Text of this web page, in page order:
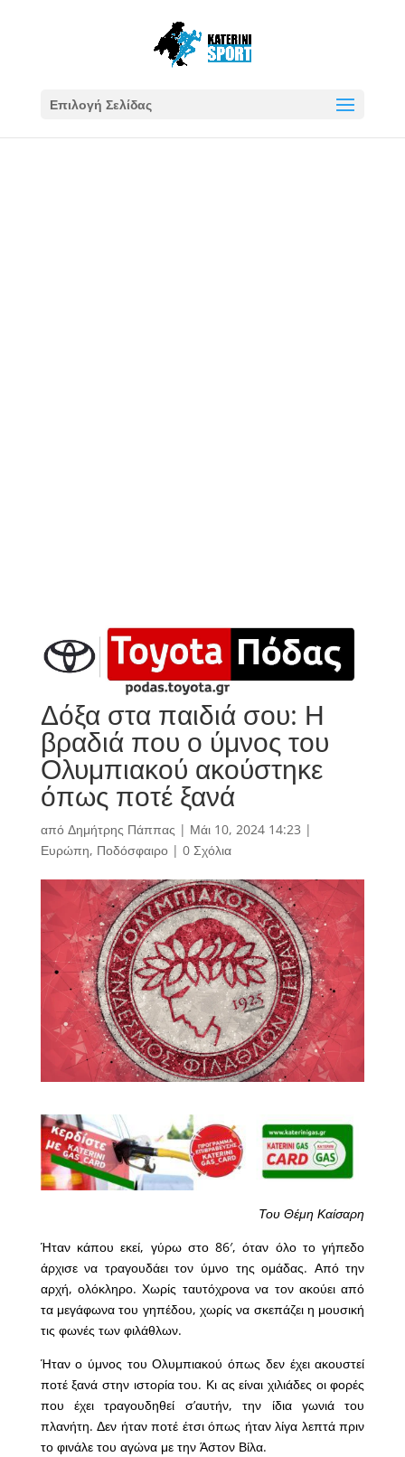
Επιλογή Σελίδας
Δόξα στα παιδιά σου: Η
βραδιά που ο ύμνος του
Ολυμπιακού ακούστηκε
όπως ποτέ ξανά
από Δημήτρης Πάππας | Μάι 10, 2024 14:23 |
Ευρώπη, Ποδόσφαιρο| 0 Σχόλια
Του Θέμη Καίσαρη
Ήταν κάπου εκεί, γύρω στο 86′, όταν όλο το γήπεδο
άρχισε να τραγουδάει τον ύμνο της ομάδας. Από την
αρχή, ολόκληρο. Χωρίς ταυτόχρονα να τον ακούει από
τα μεγάφωνα του γηπέδου, χωρίς να σκεπάζει η μουσική
τις φωνές των φιλάθλων.
Ήταν ο ύμνος του Ολυμπιακού όπως δεν έχει ακουστεί
ποτέ ξανά στην ιστορία του. Κι ας είναι χιλιάδες οι φορές
που έχει τραγουδηθεί σ’αυτήν, την ίδια γωνιά του
πλανήτη. Δεν ήταν ποτέ έτσι όπως ήταν λίγα λεπτά πριν
το φινάλε του αγώνα με την Άστον Βίλα.